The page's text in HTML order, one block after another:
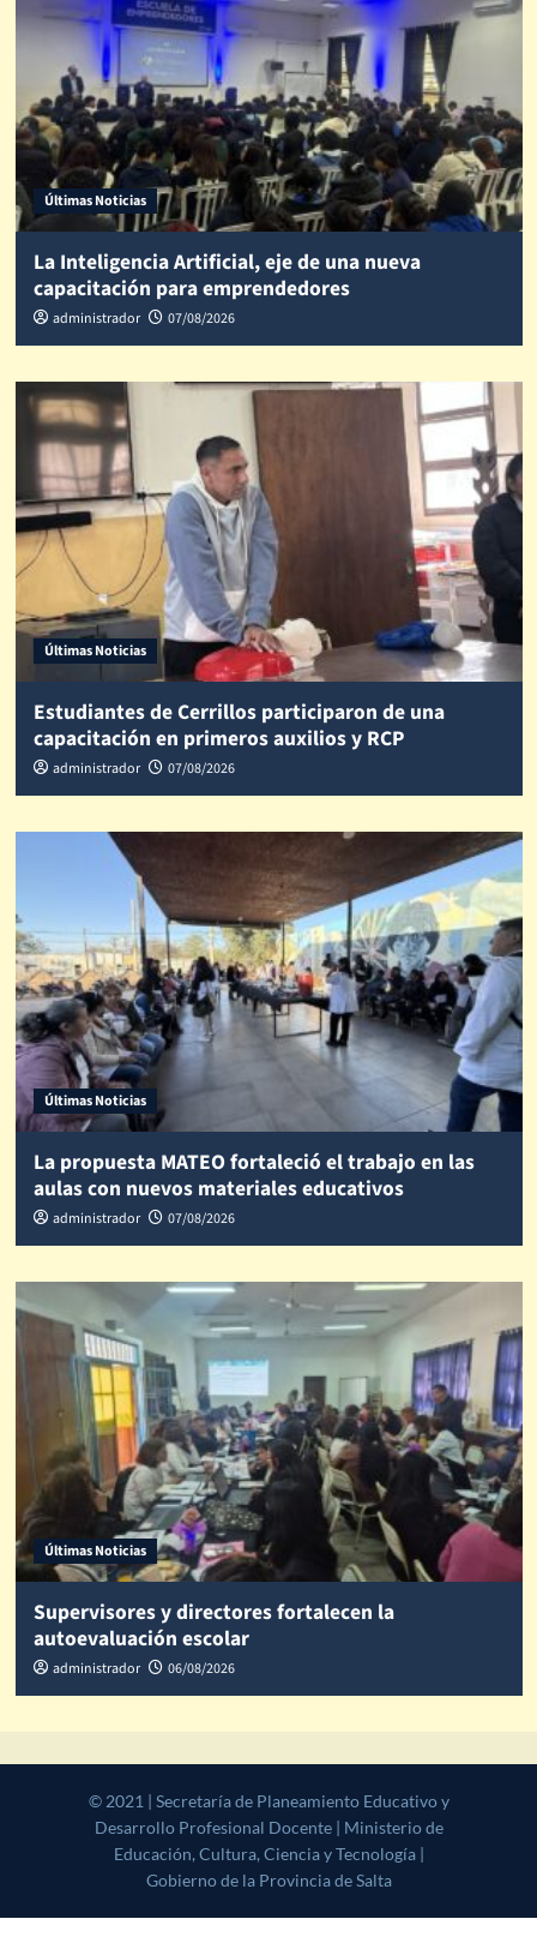
Últimas Noticias
La Inteligencia Artificial, eje de una nueva
capacitación para emprendedores
administrador 07/08/2026
Últimas Noticias
Estudiantes de Cerrillos participaron de una
capacitación en primeros auxilios y RCP
administrador 07/08/2026
Últimas Noticias
La propuesta MATEO fortaleció el trabajo en las
aulas con nuevos materiales educativos
administrador 07/08/2026
Últimas Noticias
Supervisores y directores fortalecen la
autoevaluación escolar
administrador 06/08/2026
© 2021 | Secretaría de Planeamiento Educativo y Desarrollo
Profesional Docente | Ministerio de Educación, Cultura, Ciencia y
Tecnología | Gobierno de la Provincia de Salta|CoverNews
themes.